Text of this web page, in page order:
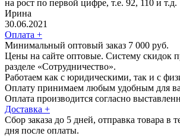
на рост по первой цифре, т.е. 92, 110 и т.д.
Ирина
30.06.2021
Оплата +
Минимальный оптовый заказ 7 000 руб.
Цены на сайте оптовые. Систему скидок
разделе «Сотрудничество».
Работаем как с юридическими, так и с
Оплату принимаем любым удобным для
Оплата производится согласно
Доставка +
Сбор заказа до 5 дней, отправка товара в
дня после оплаты.